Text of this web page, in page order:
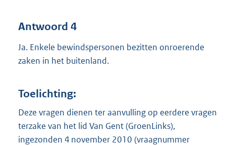
Antwoord 4
Ja. Enkele bewindspersonen bezitten onroerende
zaken in het buitenland.
Toelichting:
Deze vragen dienen ter aanvulling op eerdere vragen
terzake van het lid Van Gent (GroenLinks),
ingezonden 4 november 2010 (vraagnummer